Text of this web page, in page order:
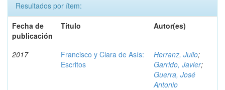
Resultados por ítem:
Fecha de
publicación
Título Autor(es)
2017
Francisco y Clara de Asís:
Escritos
Herranz, Julio;
Garrido, Javier;
Guerra, José
Antonio